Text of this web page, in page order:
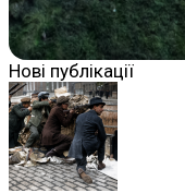
Нові публікації